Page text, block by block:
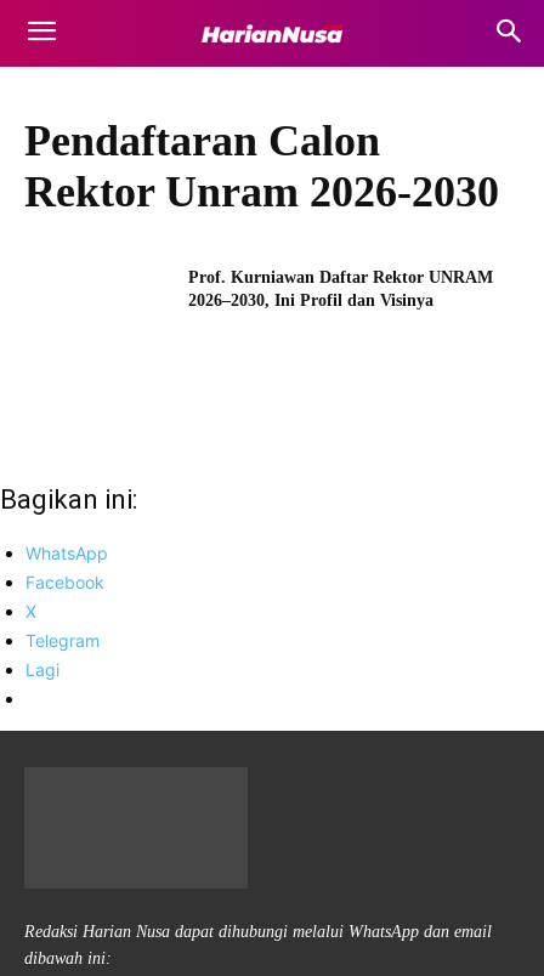
Pendaftaran Calon
Rektor Unram 2026-2030
Prof. Kurniawan Daftar Rektor UNRAM
2026–2030, Ini Profil dan Visinya
Bagikan ini:
WhatsApp
Facebook
X
Telegram
Lagi
Redaksi Harian Nusa dapat dihubungi melalui WhatsApp dan email
dibawah ini: